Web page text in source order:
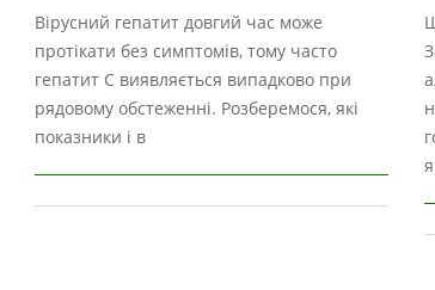
07-
Вірусний гепатит довгий час може
протікати без симптомів, тому часто
гепатит С виявляється випадково при
рядовому обстеженні. Розберемося, які
показники і в
07